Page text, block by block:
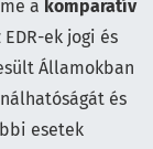
a komparatív
ek jogi és
Államokban
és
esetek